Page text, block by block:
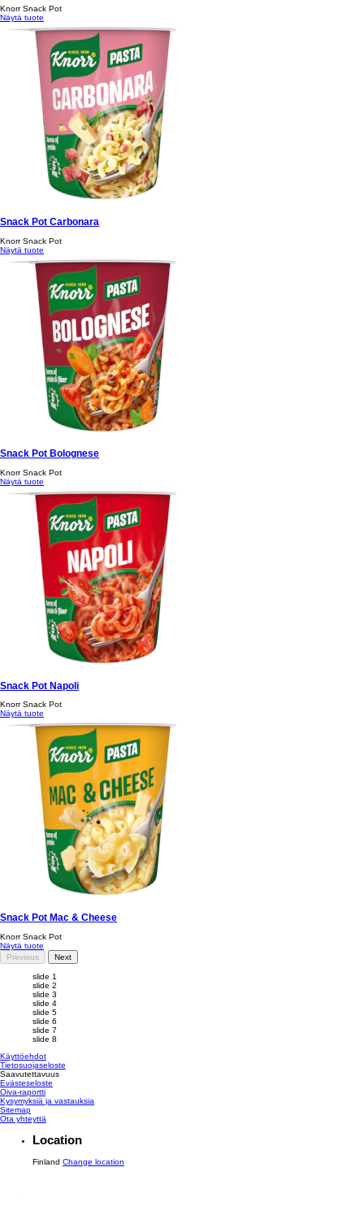
Knorr Snack Pot
Näytä tuote
Snack Pot Carbonara
Knorr Snack Pot
Näytä tuote
Snack Pot Bolognese
Knorr Snack Pot
Näytä tuote
Snack Pot Napoli
Knorr Snack Pot
Näytä tuote
Snack Pot Mac & Cheese
Knorr Snack Pot
Näytä tuote
Previous
Next
slide 1
slide 2
slide 3
slide 4
slide 5
slide 6
slide 7
slide 8
Käyttöehdot
Tietosuojaseloste
Saavutettavuus
Evästeseloste
Muokkaa asetuksia
Oiva-raportti
Sitemap
Location